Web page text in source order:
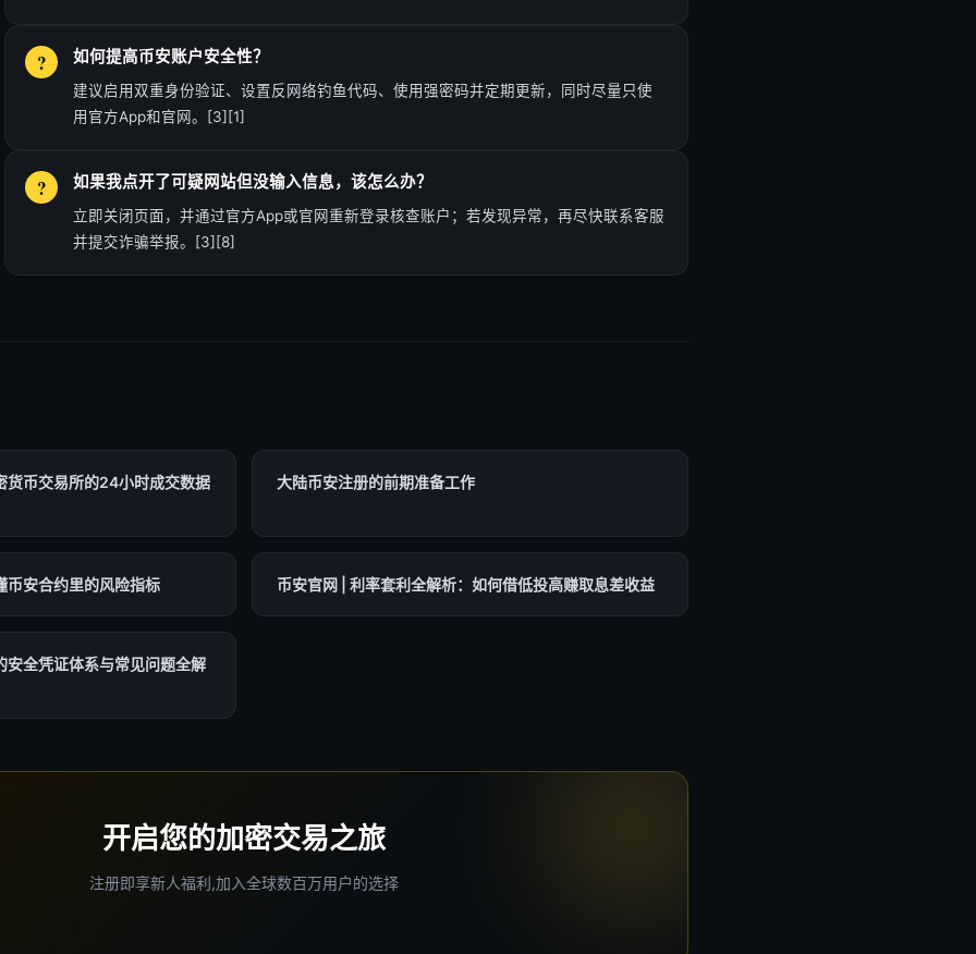
如何提高币安账户安全性？
建议启用双重身份验证、设置反网络钓鱼代码、使用强密码并定期更新，同时尽量只使
用官方App和官网。[3][1]
如果我点开了可疑网站但没输入信息，该怎么办？
立即关闭页面，并通过官方App或官网重新登录核查账户；若发现异常，再尽快联系客服
并提交诈骗举报。[3][8]
货币交易所的24小时成交数据 大陆币安注册的前期准备工作
币安合约里的风险指标 币安官网 | 利率套利全解析：如何借低投高赚取息差收益
安全凭证体系与常见问题全解
开启您的加密交易之旅
注册即享新人福利,加入全球数百万用户的选择